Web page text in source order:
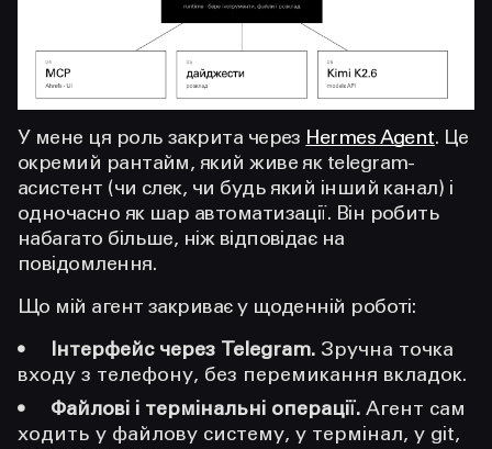
У мене ця роль закрита через Hermes Agent. Це
окремий рантайм, який живе як telegram-
асистент (чи слек, чи будь який інший канал) і
одночасно як шар автоматизації. Він робить
набагато більше, ніж відповідає на
повідомлення.
Що мій агент закриває у щоденній роботі:
Інтерфейс через Telegram. Зручна точка
входу з телефону, без перемикання вкладок.
Файлові і термінальні операції. Агент сам
ходить у файлову систему, у термінал, у git,